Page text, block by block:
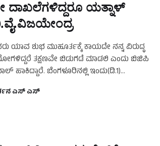
ದಾಖಲೆಗಳಿದ್ದರೂ ಯತ್ನಾಳ್‌
ಯಾವ ಶುಭ ಮುಹೂರ್ತಕ್ಕೆ ಕಾಯದೇ ನನ್ನ ವಿರುದ್ಧ
ತಕ್ಷಣವೇ ಬಿಡುಗಡೆ ಮಾಡಲಿ ಎಂದು ಬಿಜಿಪಿ
ಹಾಕಿದ್ದಾರೆ. ಬೆಂಗಳೂರಿನಲ್ಲಿ ಇಂದು(ಡಿ.1)
ಅರ್ಚನ ಎಸ್‌ ಎಸ್